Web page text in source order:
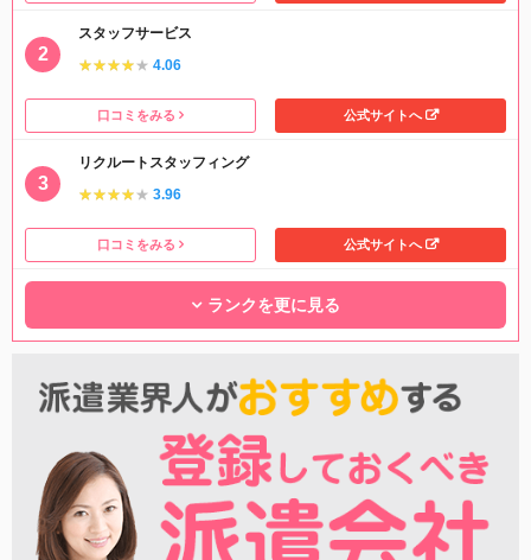
スタッフサービス
★★★★★
★★★★★ 4.06
口コミをみる 公式サイトへ
リクルートスタッフィング
★★★★★
★★★★★ 3.96
口コミをみる 公式サイトへ
ランクを更に見る